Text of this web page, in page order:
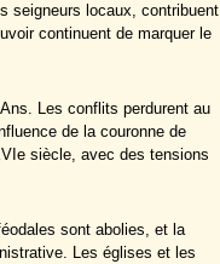
seigneurs locaux, contribuent
continuent de marquer le
Les conflits perdurent au
de la couronne de
siècle, avec des tensions
sont abolies, et la
Les églises et les